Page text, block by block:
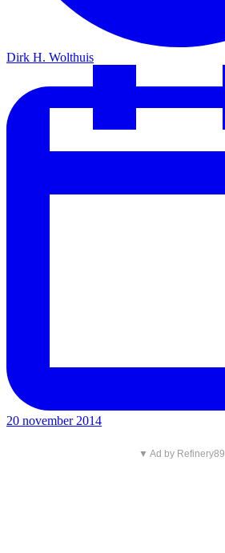
Dirk H. Wolthuis
20 november 2014
▼ Ad by Refinery89